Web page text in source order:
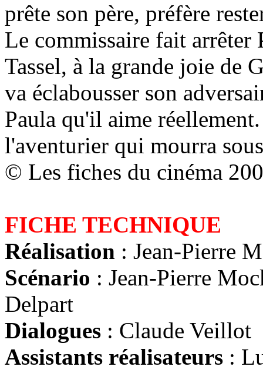
prête son père, préfère
Le commissaire fait arrêter
Tassel, à la grande joie de
va éclabousser son
Paula qu'il aime
l'aventurier qui mourra
© Les fiches du cinéma
FICHE TECHNIQUE
Réalisation : Jean-Pierre
Scénario : Jean-Pierre
Delpart
Dialogues : Claude Veillot
Assistants réalisateurs :